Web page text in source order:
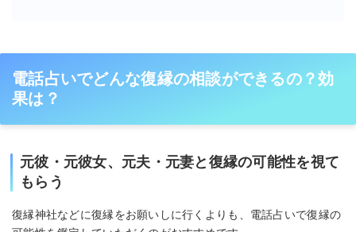
電話占いでどんな復縁の相談ができるの？効
果は？
元彼・元彼女、元夫・元妻と復縁の可能性を視て
もらう
復縁神社などに復縁をお願いしに行くよりも、電話占いで復縁の